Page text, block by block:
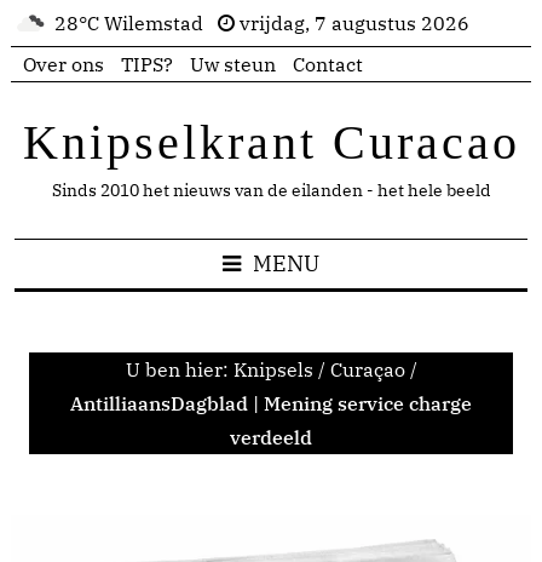
28°C Wilemstad
vrijdag, 7 augustus 2026
Over ons
TIPS? Uw steun Contact
Knipselkrant Curacao
Sinds 2010 het nieuws van de eilanden - het hele beeld
MENU
U ben hier: Knipsels / Curaçao /
AntilliaansDagblad | Mening service charge
verdeeld